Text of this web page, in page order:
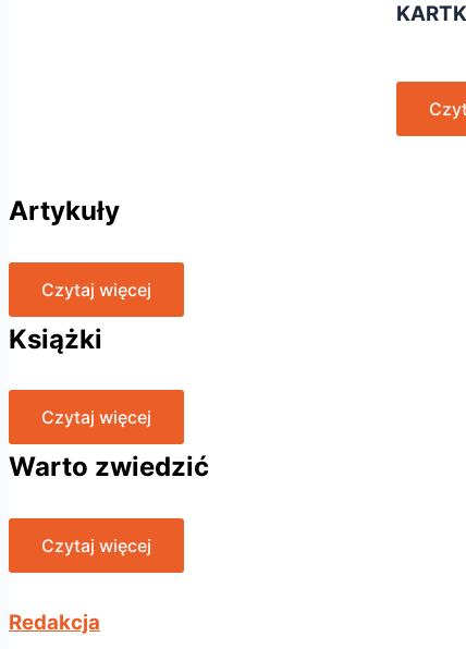
Artykuły
Czytaj więcej
Książki
Czytaj więcej
Warto zwiedzić
Czytaj więcej
Redakcja​